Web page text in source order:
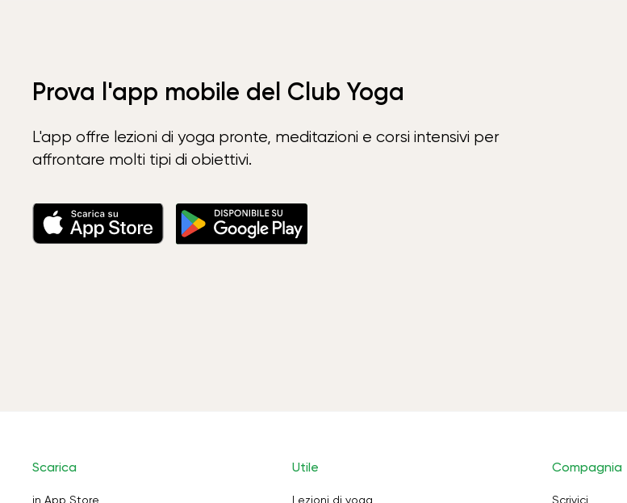
Prova l'app mobile del Club Yoga
L'app offre lezioni di yoga pronte, meditazioni e corsi intensivi per
affrontare molti tipi di obiettivi.
Scarica
in App Store
Utile
Lezioni di yoga
Compagnia
Scrivici